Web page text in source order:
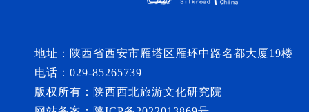
地址：陕西省西安市雁塔区雁环中路名都大厦19楼
电话：029-85265739
版权所有：陕西西北旅游文化研究院